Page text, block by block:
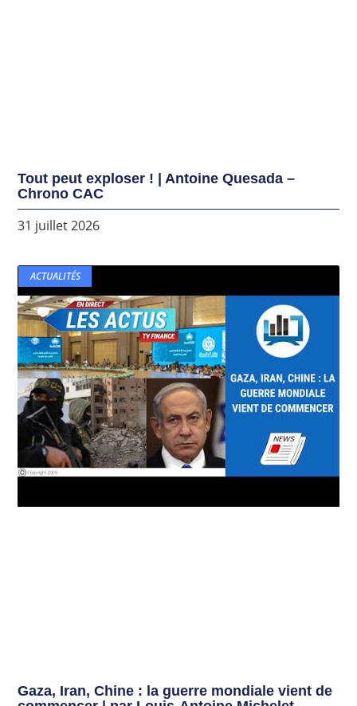
Tout peut exploser ! | Antoine Quesada –
Chrono CAC
31 juillet 2026
ACTUALITÉS
Gaza, Iran, Chine : la guerre mondiale vient de